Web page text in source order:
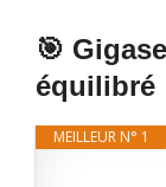
🎯
équilibré
MEILLEUR N° 1